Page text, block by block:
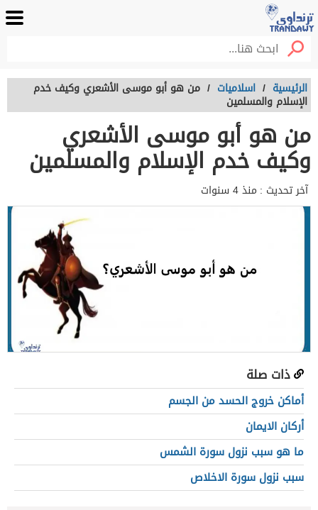
الرئيسية / اسلاميات / من هو أبو موسى الأشعري وكيف خدم
الإسلام والمسلمين
من هو أبو موسى الأشعري
وكيف خدم الإسلام والمسلمين
آخر تحديث : منذ 4 سنوات
ذات صلة
أماكن خروج الحسد من الجسم
أركان الايمان
ما هو سبب نزول سورة الشمس
سبب نزول سورة الاخلاص